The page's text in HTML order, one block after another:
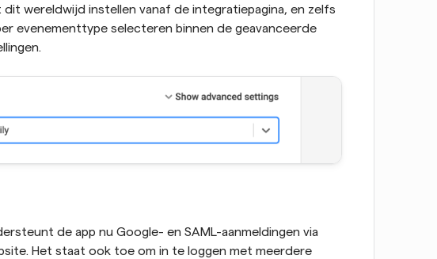
dit wereldwijd instellen vanaf de integratiepagina, en zelfs
evenementtype selecteren binnen de geavanceerde
de app nu Google- en SAML-aanmeldingen via
Het staat ook toe om in te loggen met meerdere